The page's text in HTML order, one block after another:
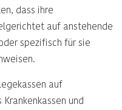
dass ihre
auf anstehende
spezifisch für sie
auf
und